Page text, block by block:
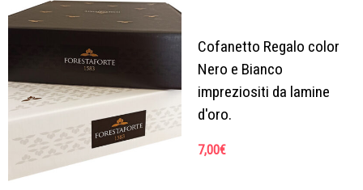
Cofanetto Regalo color
Nero e Bianco
impreziositi da lamine
d'oro.
7,00€